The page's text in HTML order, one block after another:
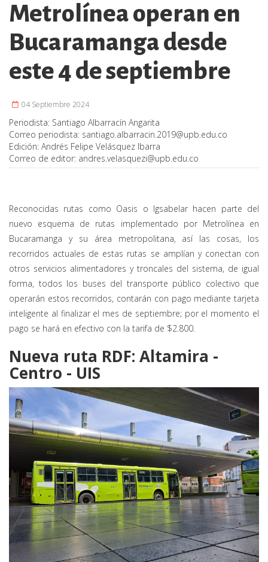
Metrolínea operan en
Bucaramanga desde
este 4 de septiembre
04 Septiembre 2024
Periodista: Santiago Albarracín Angarita
Correo periodista: santiago.albarracin.2019@upb.edu.co
Edición: Andrés Felipe Velásquez Ibarra
Correo de editor: andres.velasquezi@upb.edu.co
Reconocidas rutas como Oasis o Igsabelar hacen parte del
nuevo esquema de rutas implementado por Metrolínea en
Bucaramanga y su área metropolitana, así las cosas, los
recorridos actuales de estas rutas se amplían y conectan con
otros servicios alimentadores y troncales del sistema, de igual
forma, todos los buses del transporte público colectivo que
operarán estos recorridos, contarán con pago mediante tarjeta
inteligente al finalizar el mes de septiembre; por el momento el
pago se hará en efectivo con la tarifa de $2.800.
Nueva ruta RDF: Altamira -
Centro - UIS